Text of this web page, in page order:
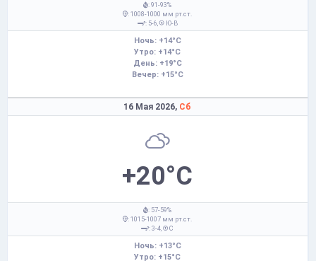
: 91-93%
: 1008-1000 мм рт.ст.
: 5-6,
Ю-В
Ночь: +14°C
Утро: +14°C
День: +19°C
Вечер: +15°C
16 Мая 2026, Сб
+20°C
: 57-59%
: 1015-1007 мм рт.ст.
: 3-4,
С
Ночь: +13°C
Утро: +15°C